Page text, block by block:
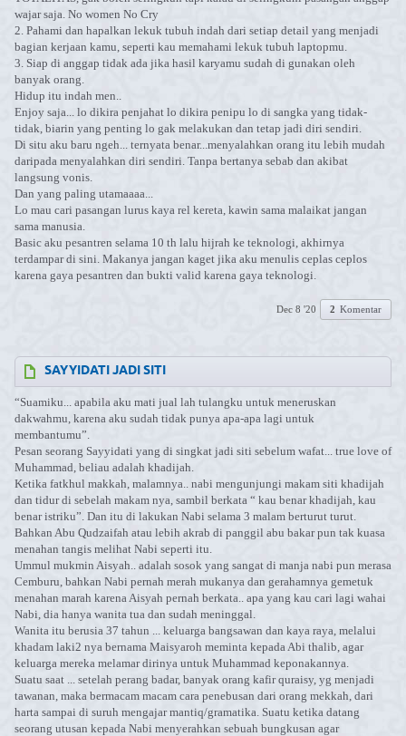
wajar saja. No women No Cry
2. Pahami dan hapalkan lekuk tubuh indah dari setiap detail yang menjadi
bagian kerjaan kamu, seperti kau memahami lekuk tubuh laptopmu.
3. Siap di anggap tidak ada jika hasil karyamu sudah di gunakan oleh
banyak orang.
Hidup itu indah men..
Enjoy saja... lo dikira penjahat lo dikira penipu lo di sangka yang tidak-
tidak, biarin yang penting lo gak melakukan dan tetap jadi diri sendiri.
Di situ aku baru ngeh... ternyata benar...menyalahkan orang itu lebih mudah
daripada menyalahkan diri sendiri. Tanpa bertanya sebab dan akibat
langsung vonis.
Dan yang paling utamaaaa...
Lo mau cari pasangan lurus kaya rel kereta, kawin sama malaikat jangan
sama manusia.
Basic aku pesantren selama 10 th lalu hijrah ke teknologi, akhirnya
terdampar di sini. Makanya jangan kaget jika aku menulis ceplas ceplos
karena gaya pesantren dan bukti valid karena gaya teknologi.
Dec 8 '20 2 Komentar
SAYYIDATI JADI SITI
“Suamiku... apabila aku mati jual lah tulangku untuk meneruskan
dakwahmu, karena aku sudah tidak punya apa-apa lagi untuk
membantumu”.
Pesan seorang Sayyidati yang di singkat jadi siti sebelum wafat... true love of
Muhammad, beliau adalah khadijah.
Ketika fatkhul makkah, malamnya.. nabi mengunjungi makam siti khadijah
dan tidur di sebelah makam nya, sambil berkata “ kau benar khadijah, kau
benar istriku”. Dan itu di lakukan Nabi selama 3 malam berturut turut.
Bahkan Abu Qudzaifah atau lebih akrab di panggil abu bakar pun tak kuasa
menahan tangis melihat Nabi seperti itu.
Ummul mukmin Aisyah.. adalah sosok yang sangat di manja nabi pun merasa
Cemburu, bahkan Nabi pernah merah mukanya dan gerahamnya gemetuk
menahan marah karena Aisyah pernah berkata.. apa yang kau cari lagi wahai
Nabi, dia hanya wanita tua dan sudah meninggal.
Wanita itu berusia 37 tahun ... keluarga bangsawan dan kaya raya, melalui
khadam laki2 nya bernama Maisyaroh meminta kepada Abi thalib, agar
keluarga mereka melamar dirinya untuk Muhammad keponakannya.
Suatu saat ... setelah perang badar, banyak orang kafir quraisy, yg menjadi
tawanan, maka bermacam macam cara penebusan dari orang mekkah, dari
harta sampai di suruh mengajar mantiq/gramatika. Suatu ketika datang
seorang utusan kepada Nabi menyerahkan sebuah bungkusan agar